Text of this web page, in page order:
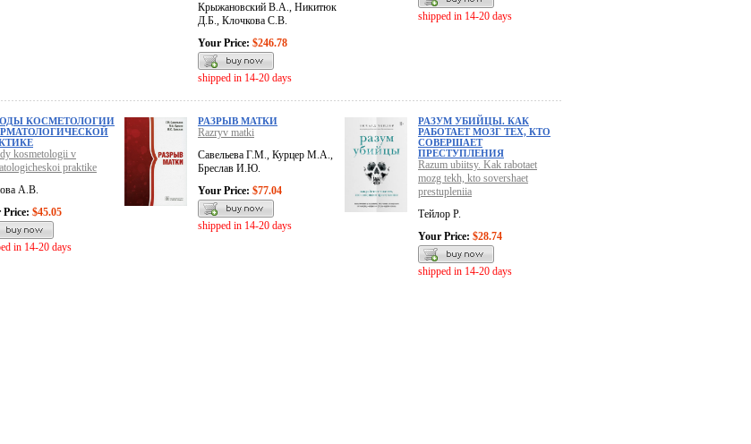
Крыжановский В.А., Никитюк
Д.Б., Клочкова С.В.
Your Price: $246.78
shipped in 14-20 days
shipped in 14-20 days
КОСМЕТОЛОГИИ
kosmetologii v
praktike
А.В.
Price: $45.05
in 14-20 days
РАЗРЫВ МАТКИ
Razryv matki
Савельева Г.М., Курцер М.А.,
Бреслав И.Ю.
Your Price: $77.04
shipped in 14-20 days
РАЗУМ УБИЙЦЫ. КАК
РАБОТАЕТ МОЗГ ТЕХ, КТО
СОВЕРШАЕТ
ПРЕСТУПЛЕНИЯ
Razum ubiitsy. Kak rabotaet
mozg tekh, kto sovershaet
prestupleniia
Тейлор Р.
Your Price: $28.74
shipped in 14-20 days